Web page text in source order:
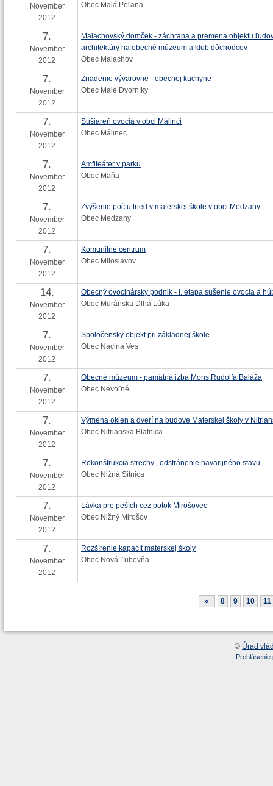
November
2012
Obec Malá Poľana
7.
November
2012
Malachovský domček - záchrana a premena objektu
architektúry na obecné múzeum a klub dôchodcov
Obec Malachov
7.
November
2012
Zriadenie vývarovne - obecnej kuchyne
Obec Malé Dvorníky
7.
November
2012
Sušiareň ovocia v obci Málinci
Obec Málinec
7.
November
2012
Amfiteáter v parku
Obec Maňa
7.
November
2012
Zvýšenie počtu tried v materskej škole v obci Medzany
Obec Medzany
7.
November
2012
Komunitné centrum
Obec Miloslavov
14.
November
2012
Obecný ovocinársky podnik - I. etapa sušenie ovocia a
Obec Muránska Dlhá Lúka
7.
November
2012
Spoločenský objekt pri základnej škole
Obec Nacina Ves
7.
November
2012
Obecné múzeum - pamätná izba Mons.Rudolfa Baláža
Obec Nevoľné
7.
November
2012
Výmena okien a dverí na budove Materskej školy v
Obec Nitrianska Blatnica
7.
November
2012
Rekonštrukcia strechy , odstránenie havarijného stavu
Obec Nižná Sitnica
7.
November
2012
Lávka pre peších cez potok Mirošovec
Obec Nižný Mirošov
7.
November
2012
Rozšírenie kapacít materskej školy
Obec Nová Ľubovňa
« 8 9 10 11
© Úrad